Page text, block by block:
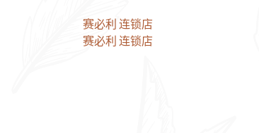
文
章
赛必利 连锁店
赛必利 连锁店